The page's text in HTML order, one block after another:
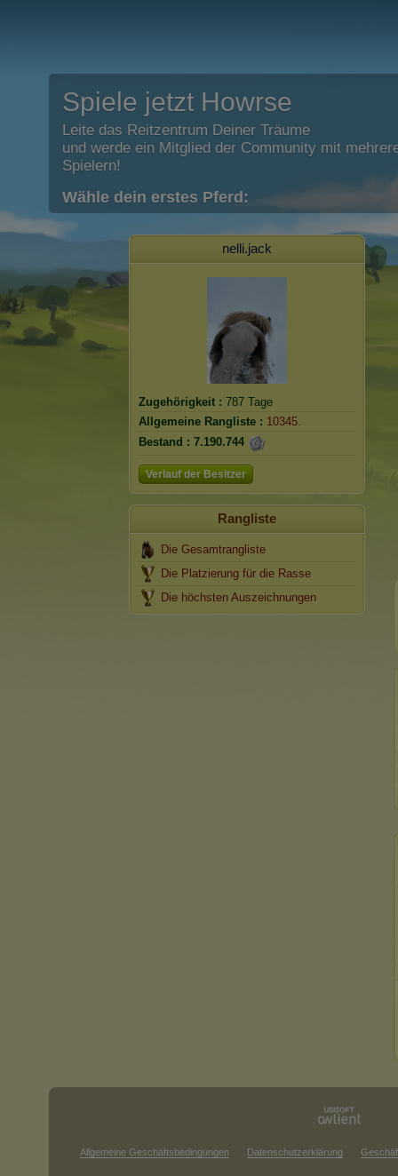
Spiele jetzt Howrse
Leite das Reitzentrum Deiner Träume
und werde ein Mitglied der Community mit
Spielern!
Wähle dein erstes Pferd:
nelli.jack
Zugehörigkeit : 787 Tage
Allgemeine Rangliste : 10345.
Bestand : 7.190.744
Verlauf der Besitzer
Rangliste
Die Gesamtrangliste
Die Platzierung für die Rasse
Die höchsten Auszeichnungen
Allgemeine Geschäftsbedingungen Datenschutzerklärung